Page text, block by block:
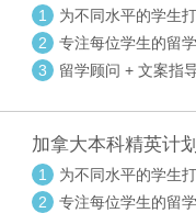
1
为不同水平的学生打
校方案
2
专注每位学生的留学
率
3
留学顾问 + 文案指
加拿大本科精英计
1
为不同水平的学生打
校方案
2
专注每位学生的留学